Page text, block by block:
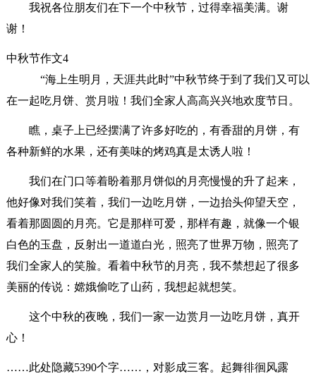
我祝各位朋友们在下一个中秋节，过得幸福美满。谢
谢！
中秋节作文4
“海上生明月，天涯共此时”中秋节终于到了我们又可以
在一起吃月饼、赏月啦！我们全家人高高兴兴地欢度节日。
瞧，桌子上已经摆满了许多好吃的，有香甜的月饼，有
各种新鲜的水果，还有美味的烤鸡真是太诱人啦！
我们在门口等着盼着那月饼似的月亮慢慢的升了起来，
他好像对我们笑着，我们一边吃月饼，一边抬头仰望天空，
看着那圆圆的月亮。它是那样可爱，那样有趣，就像一个银
白色的玉盘，反射出一道道白光，照亮了世界万物，照亮了
我们全家人的笑脸。看着中秋节的月亮，我不禁想起了很多
美丽的传说：嫦娥偷吃了山药，我想起就想笑。
这个中秋的夜晚，我们一家一边赏月一边吃月饼，真开
心！
……此处隐藏5390个字……，对影成三客。起舞徘徊风露